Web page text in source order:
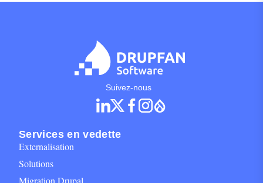
Social Networks Block for footer
Suivez-nous
Services en vedette
Externalisation
Solutions
Migration Drupal